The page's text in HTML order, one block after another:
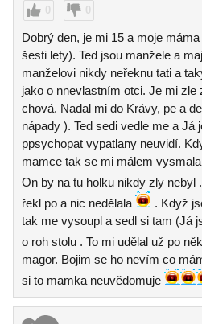
0 0
Dobrý den, je mi 15 a moje
šesti lety). Ted jsou manžele a
manželovi nikdy neřeknu tati a
jako o nnevlastním otci. Je mi zle
chová. Nadal mi do Krávy, pe a
nápady ). Ted sedi vedle me a Já
ppsychopat vypatlany neuvidí.
mamce tak se mi málem
On by na tu holku nikdy zly nebyl
řekl po a nic nedělala
. Když
tak me vysoupl a sedl si tam (Já
o roh stolu . To mi udělal už po
magor. Bojim se ho nevím co
si to mamka neuvědomuje